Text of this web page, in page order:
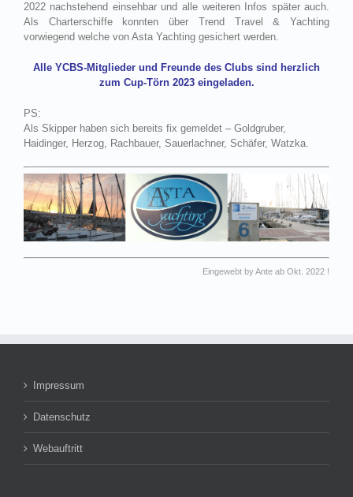
2022 nachstehend einsehbar und alle weiteren Infos später auch.
Als Charterschiffe konnten über Trend Travel & Yachting
vorwiegend welche von Asta Yachting gesichert werden.
Alle YCBS-Mitglieder und Freunde des Clubs sind herzlich
zum Cup-Törn 2023 eingeladen.
PS:
Als Skipper haben sich bereits fix gemeldet – Goldgruber,
Haidinger, Herzog, Rachbauer, Sauerlachner, Schäfer, Watzka.
Eingewebt by Ante ab Okt. 2022 !
Impressum
Datenschutz
Webauftritt